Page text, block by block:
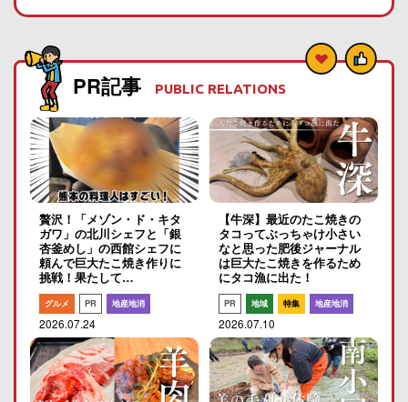
PR記事 PUBLIC RELATIONS
贅沢！「メゾン・ド・キタ
ガワ」の北川シェフと「銀
杏釜めし」の西館シェフに
頼んで巨大たこ焼き作りに
挑戦！果たして…
グルメ PR 地産地消
2026.07.24
【牛深】最近のたこ焼きの
タコってぶっちゃけ小さい
なと思った肥後ジャーナル
は巨大たこ焼きを作るため
にタコ漁に出た！
PR 地域 特集 地産地消
2026.07.10